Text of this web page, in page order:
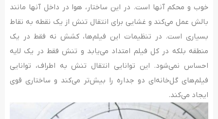
خوب و محکم آنها است. در این ساختار، هوا در داخل آنها مانند
بالش عمل می‌کند و غشایی برای انتقال تنش از یک نقطه به نقاط
بسیاری است. در تنظیمات این فیلم‌ها، کشش نه فقط در یک
منطقه بلکه در کل فیلم امتداد می‌یابد و تنش فقط در یک لایه
احساس نمی‌شود. این توانایی انتقال تنش به اطراف، توانایی
فیلم‌های گل‌خانه‌ای دو جداره را بیش‌تر می‌کند و ساختاری قوی
ایجاد می‌کند.